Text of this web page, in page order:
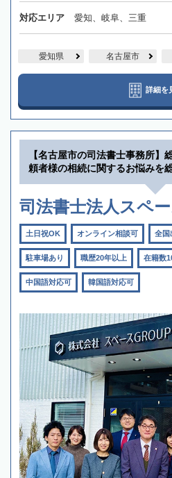
対応エリア 愛知、岐阜、三重
愛知県 名古屋市
詳細を
【名古屋市の司法書士事務所】
頼者様の相続に関するお悩みを
司法書士法人スペ
土日祝OK オンライン相談可 全国
駐車場あり 職歴20年以上 在籍数
中国語対応可 韓国語対応可